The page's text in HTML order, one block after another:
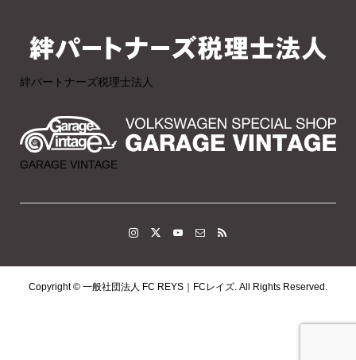
絆パートナーズ税理士法人
GARAGE VINTAGE
Copyright © 一般社団法人 FC REYS｜FCレイズ. All Rights Reserved.